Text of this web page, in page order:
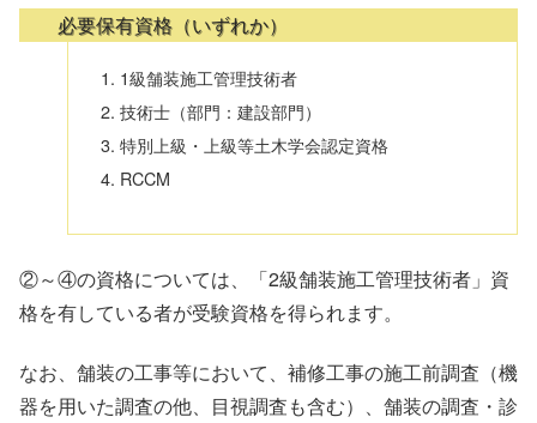
必要保有資格（いずれか）
1級舗装施工管理技術者
技術士（部門：建設部門）
特別上級・上級等土木学会認定資格
RCCM
②～④の資格については、「2級舗装施工管理技術者」資
格を有している者が受験資格を得られます。
なお、舗装の工事等において、補修工事の施工前調査（機
器を用いた調査の他、目視調査も含む）、舗装の調査・診